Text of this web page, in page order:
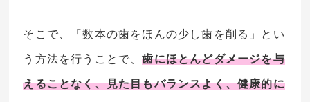
そこで、「数本の歯をほんの少し歯を削る」とい
う方法を行うことで、歯にほとんどダメージを与
えることなく、見た目もバランスよく、健康的に